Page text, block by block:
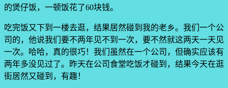
的煲仔饭，一顿饭花了60块钱。
吃完饭又下到一楼去逛，结果居然碰到我的老乡。我们一个公
司的，他说我们要不两年见不到一次，要不然就这两天一天见
一次。哈哈，真的很巧！我们虽然在一个公司，但确实应该有
两年多没见过了。昨天在公司食堂吃饭才碰到，结果今天在逛
街居然又碰到，有趣！